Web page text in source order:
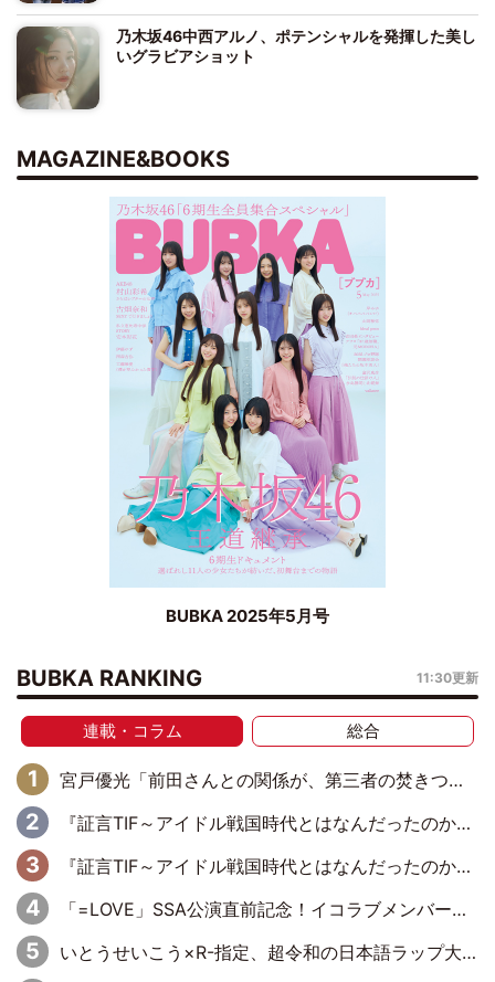
乃木坂46中西アルノ、ポテンシャルを発揮した美し
いグラビアショット
MAGAZINE&BOOKS
BUBKA 2025年5月号
BUBKA RANKING 11:30更新
連載・コラム 総合
宮戸優光「前田さんとの関係が、第三者の焚きつけのようなかたちで壊されてしまったのは、悲しいことですよ」【UWF】
『証言TIF～アイドル戦国時代とはなんだったのか～』第11回：私立恵比寿中学・真山りか×安本彩花「TIFで10年ぶりのキョンシーメイクをしたら、場を完全に引かせてしまって。時代が変わったんだなって」
『証言TIF～アイドル戦国時代とはなんだったのか～』第10回：さくら学院・武藤彩未×飯田らうら「正直、中3で辞めるというのを信じてなくて。そう言われてはいたけど、嘘でしょって」
「=LOVE」SSA公演直前記念！イコラブメンバー全員が語る1万字ドキュメント一部公開
いとうせいこう×R-指定、超令和の日本語ラップ大革命